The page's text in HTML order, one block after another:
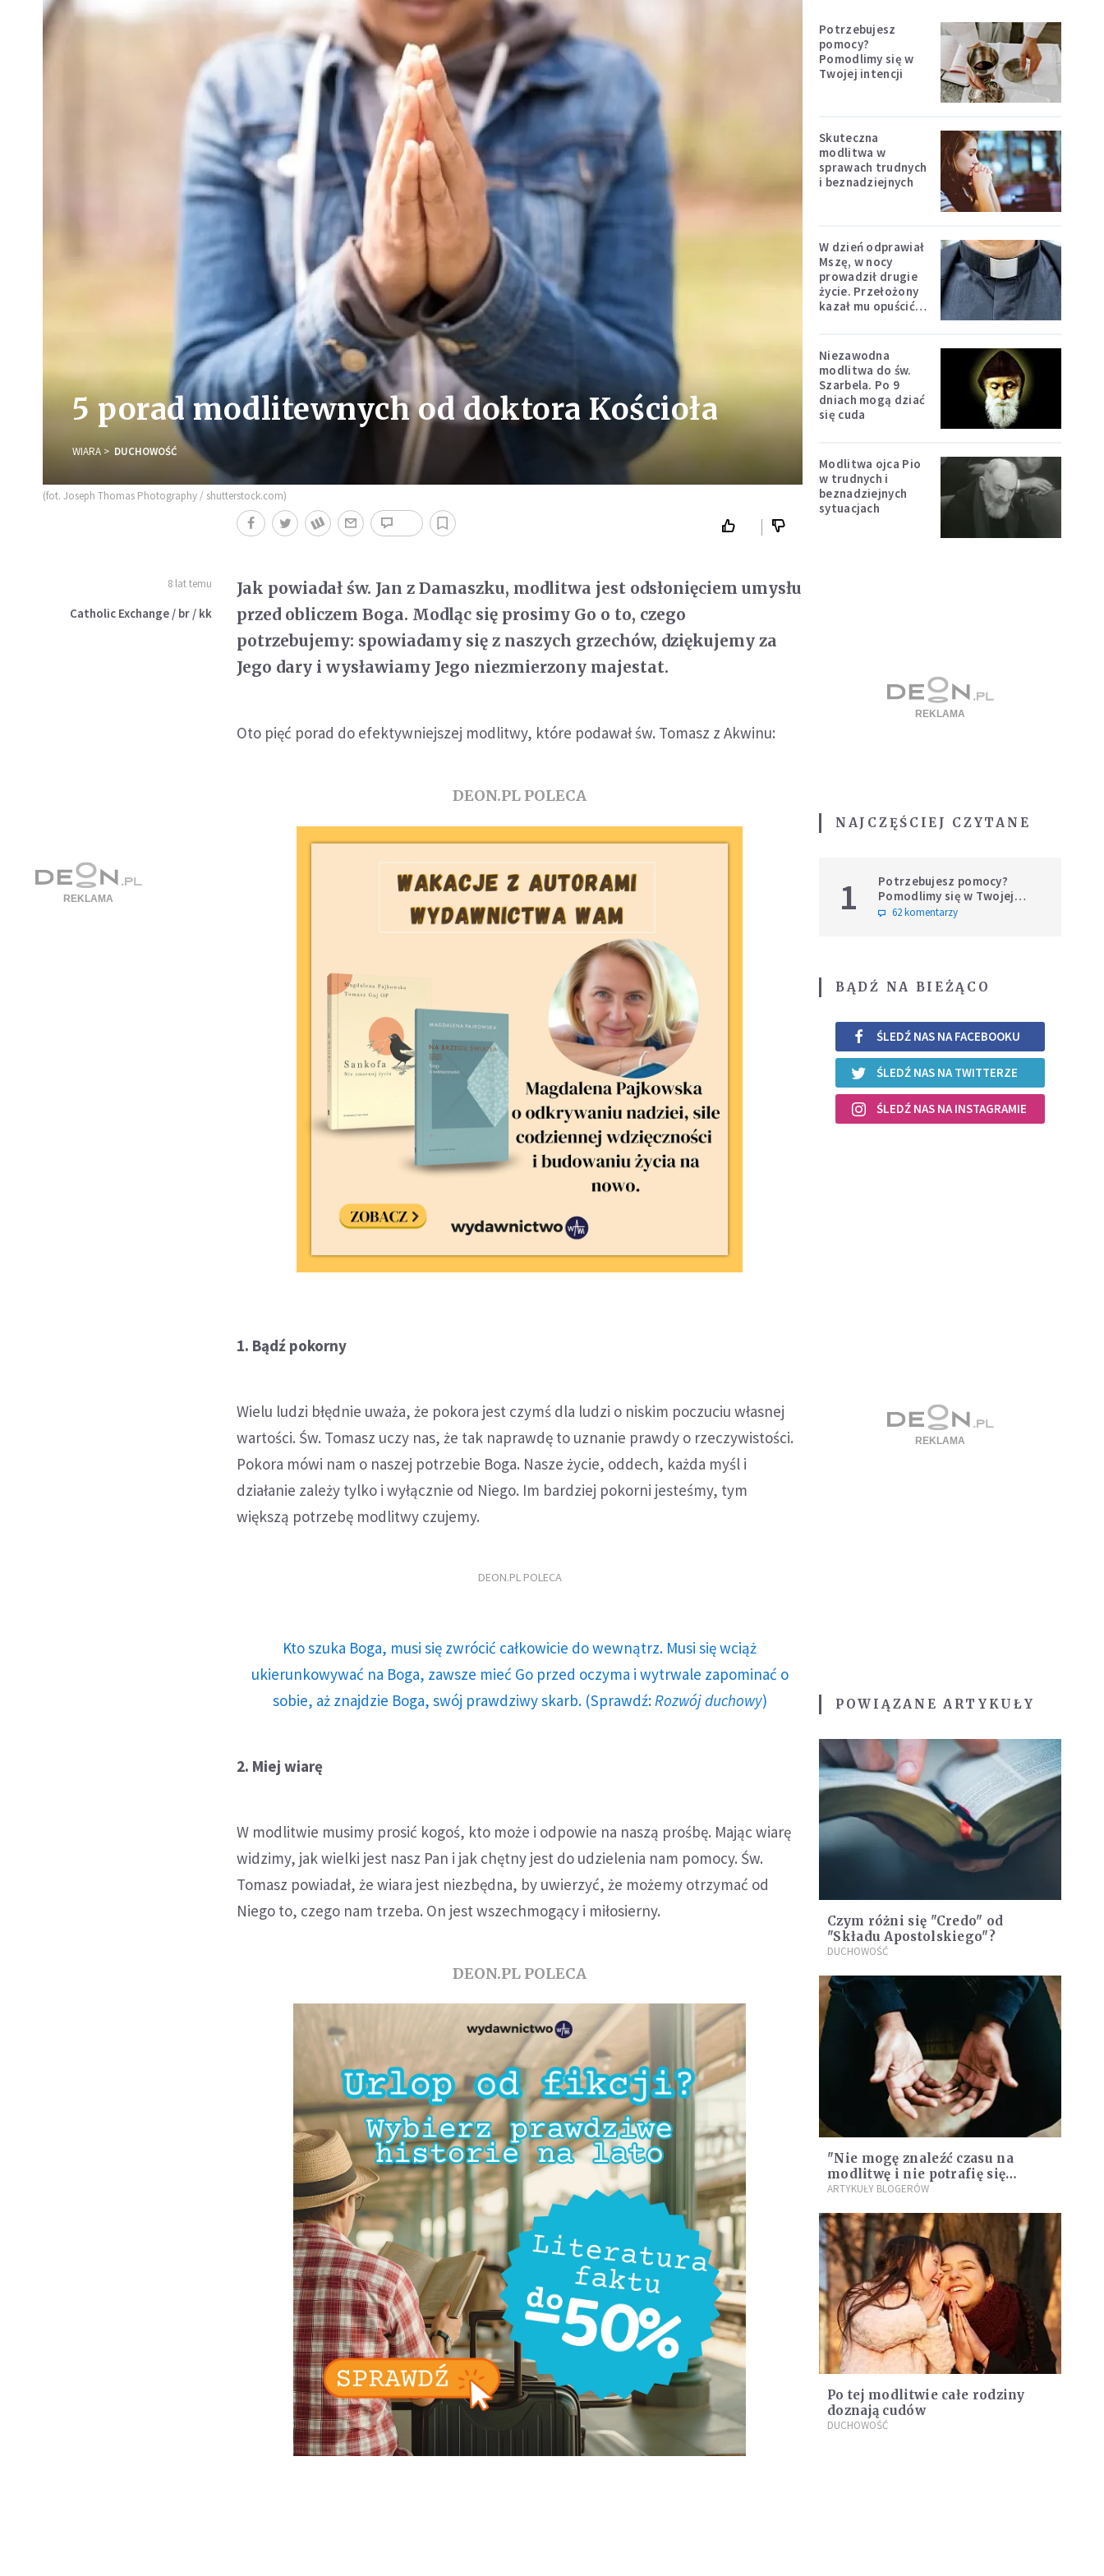
5 porad modlitewnych od doktora Kościoła
WIARA DUCHOWOŚĆ
(fot. Joseph Thomas Photography / shutterstock.com)
8 lat temu
Catholic Exchange / br / kk
Jak powiadał św. Jan z Damaszku, modlitwa jest odsłonięciem umysłu
przed obliczem Boga. Modląc się prosimy Go o to, czego
potrzebujemy: spowiadamy się z naszych grzechów, dziękujemy za
Jego dary i wysławiamy Jego niezmierzony majestat.
Oto pięć porad do efektywniejszej modlitwy, które podawał św. Tomasz z Akwinu:
DEON.PL POLECA
1. Bądź pokorny
Wielu ludzi błędnie uważa, że pokora jest czymś dla ludzi o niskim poczuciu własnej
wartości. Św. Tomasz uczy nas, że tak naprawdę to uznanie prawdy o rzeczywistości.
Pokora mówi nam o naszej potrzebie Boga. Nasze życie, oddech, każda myśl i
działanie zależy tylko i wyłącznie od Niego. Im bardziej pokorni jesteśmy, tym
większą potrzebę modlitwy czujemy.
DEON.PL POLECA
Kto szuka Boga, musi się zwrócić całkowicie do wewnątrz. Musi się wciąż
ukierunkowywać na Boga, zawsze mieć Go przed oczyma i wytrwale zapominać o
sobie, aż znajdzie Boga, swój prawdziwy skarb. (Sprawdź: Rozwój duchowy)
2. Miej wiarę
W modlitwie musimy prosić kogoś, kto może i odpowie na naszą prośbę. Mając wiarę
widzimy, jak wielki jest nasz Pan i jak chętny jest do udzielenia nam pomocy. Św.
Tomasz powiadał, że wiara jest niezbędna, by uwierzyć, że możemy otrzymać od
Niego to, czego nam trzeba. On jest wszechmogący i miłosierny.
DEON.PL POLECA
Potrzebujesz
pomocy?
Pomodlimy się w
Twojej intencji
Skuteczna
modlitwa w
sprawach trudnych
i beznadziejnych
W dzień odprawiał
Mszę, w nocy
prowadził drugie
życie. Przełożony
kazał mu opuścić
Niezawodna
modlitwa do św.
Szarbela. Po 9
dniach mogą dziać
się cuda
Modlitwa ojca Pio
w trudnych i
beznadziejnych
sytuacjach
NAJCZĘŚCIEJ CZYTANE
1
Potrzebujesz pomocy?
Pomodlimy się w Twojej
intencji
62 komentarzy
BĄDŹ NA BIEŻĄCO
ŚLEDŹ NAS NA FACEBOOKU
ŚLEDŹ NAS NA TWITTERZE
ŚLEDŹ NAS NA INSTAGRAMIE
POWIĄZANE ARTYKUŁY
Czym różni się "Credo" od
"Składu Apostolskiego"?
DUCHOWOŚĆ
"Nie mogę znaleźć czasu na
modlitwę i nie potrafię się
skupić, jak już próbuję"
ARTYKUŁY BLOGERÓW
Po tej modlitwie całe rodziny
doznają cudów
DUCHOWOŚĆ